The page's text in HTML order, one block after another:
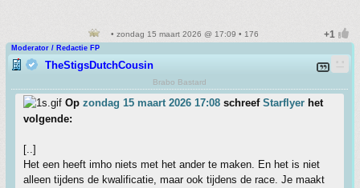
• zondag 15 maart 2026 @ 17:09 • 176
Moderator / Redactie FP
TheStigsDutchCousin
Brabo Bastard
Op zondag 15 maart 2026 17:08 schreef Starflyer het
volgende:
[..]
Het een heeft imho niets met het ander te maken. En het is niet
alleen tijdens de kwalificatie, maar ook tijdens de race. Je maakt